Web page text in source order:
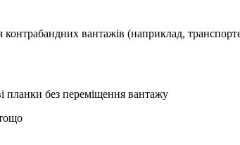
вантажів (наприклад,
планки без переміщення вантажу